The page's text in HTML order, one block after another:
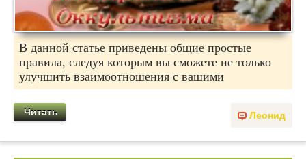
В данной статье приведены общие простые
правила, следуя которым вы сможете не только
улучшить взаимоотношения с вашими
Леонид
Читать